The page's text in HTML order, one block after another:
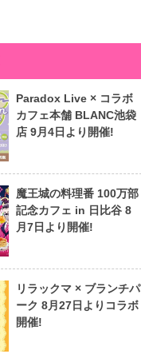
Paradox Live × コラボ
カフェ本舗 BLANC池袋
店 9月4日より開催!
魔王城の料理番 100万部
記念カフェ in 日比谷 8
月7日より開催!
リラックマ × ブランチパ
ーク 8月27日よりコラボ
開催!